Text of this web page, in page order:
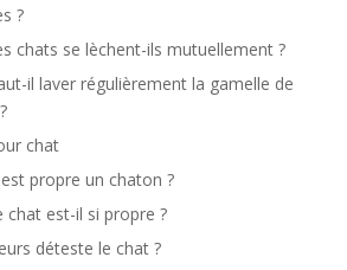
?
chats se lèchent-ils mutuellement ?
il laver régulièrement la gamelle de
chat
propre un chaton ?
chat est-il si propre ?
déteste le chat ?